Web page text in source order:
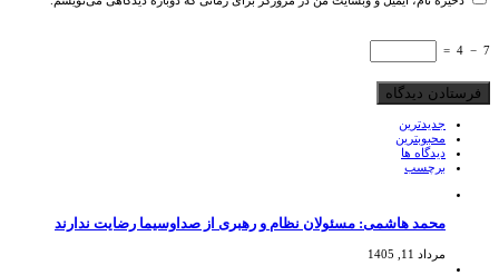
7
−
4
=
جدیدترین
محبوبترین
دیدگاه ها
برچسب
محمد هاشمی: مسئولان نظام و رهبری از صداوسیما رضایت ندارند
مرداد 11, 1405